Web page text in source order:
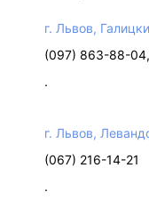
г. Львов,
(097) 863-88-
.
г. Львов,
(067) 216-14-21
.